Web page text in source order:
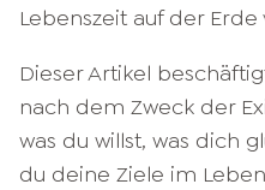
Lebenszeit auf der
Dieser Artikel
nach dem Zweck der
was du willst, was dich
du deine Ziele im